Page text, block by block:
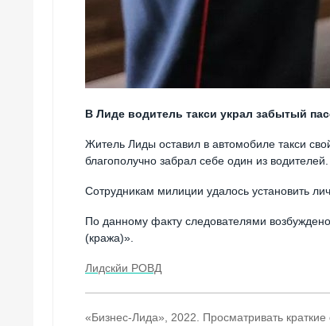
В Лиде водитель такси украл забытый
Житель Лиды оставил в автомобиле такси
благополучно забрал себе один из водителей.
Сотрудникам милиции удалось установить
По данному факту следователями
(кража)».
Лидскйи РОВД
«Бизнес-Лида», 2022. Просматривать